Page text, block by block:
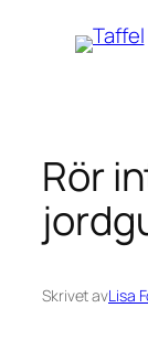
Rör
Skrivet avLisa